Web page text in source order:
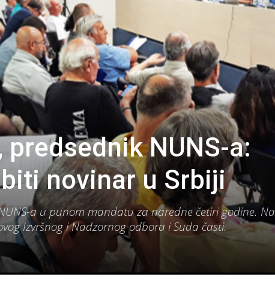
predsednik NUNS-a:
novinar u Srbiji
a u punom mandatu za naredne četiri godine. Na
Izvršnog i Nadzornog odbora i Suda časti.